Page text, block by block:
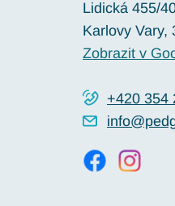
Lidická 455/
Karlovy Vary,
Zobrazit v
+420 354